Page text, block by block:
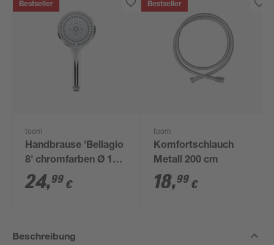
Bestseller
toom
Handbrause 'Bellagio
8' chromfarben Ø 11,8
x 5,5 x 25,2 cm
24,99 €
Bestseller
toom
Komfortschlauch
Metall 200 cm
18,99 €
Beschreibung